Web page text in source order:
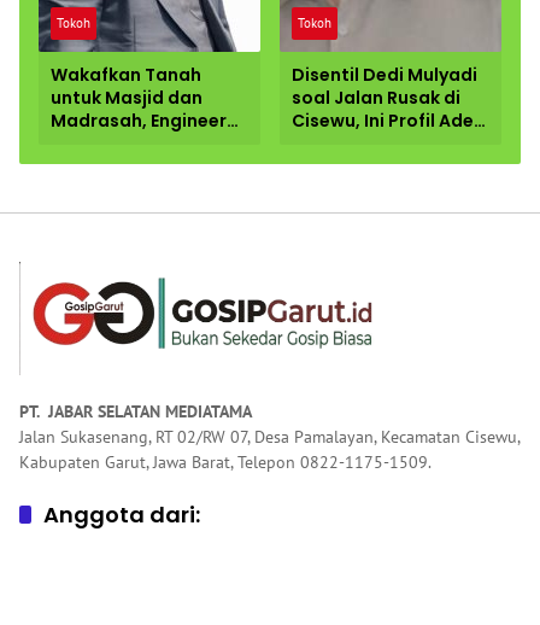
Tokoh
Wakafkan Tanah
untuk Masjid dan
Madrasah, Engineer
Garut Dorong
Pendidikan
Tokoh
Disentil Dedi Mulyadi
soal Jalan Rusak di
Cisewu, Ini Profil Ade
DPR RI dari Garut
PT. JABAR SELATAN MEDIATAMA
Jalan Sukasenang, RT 02/RW 07, Desa Pamalayan, Kecamatan Cisewu,
Kabupaten Garut, Jawa Barat, Telepon 0822-1175-1509.
Anggota dari: